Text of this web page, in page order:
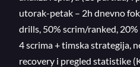
utorak-petak – 2h dnevno
drills, 50% scrim/ranked,
4 scrima + timska strategija,
recovery i pregled statistike